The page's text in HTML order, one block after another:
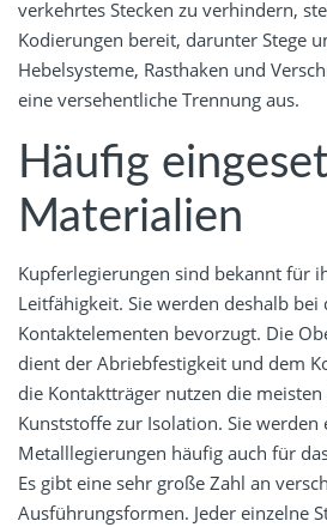
verkehrtes Stecken zu verhindern,
Kodierungen bereit, darunter Stege
Hebelsysteme, Rasthaken und
eine versehentliche Trennung aus.
Häufig
Materialien
Kupferlegierungen sind bekannt für
Leitfähigkeit. Sie werden deshalb
Kontaktelementen bevorzugt. Die
dient der Abriebfestigkeit und dem
die Kontaktträger nutzen die
Kunststoffe zur Isolation. Sie werden
Metalllegierungen häufig auch für
Es gibt eine sehr große Zahl an
Ausführungsformen. Jeder einzelne